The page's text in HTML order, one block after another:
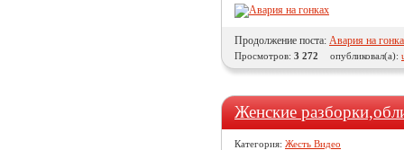
Продолжение поста: Авария на
Просмотров: 3 272 опубликовал(а):
Женские
Категория: Жесть Видео